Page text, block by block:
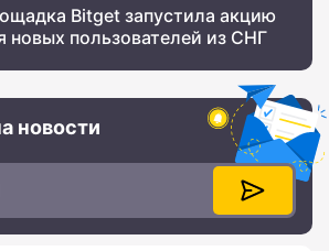
Bitget запустила акцию
новых пользователей из СНГ
новости